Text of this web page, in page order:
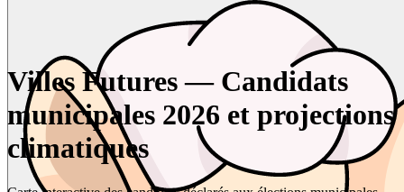
Villes Futures — Candidats
municipales 2026 et projections
climatiques